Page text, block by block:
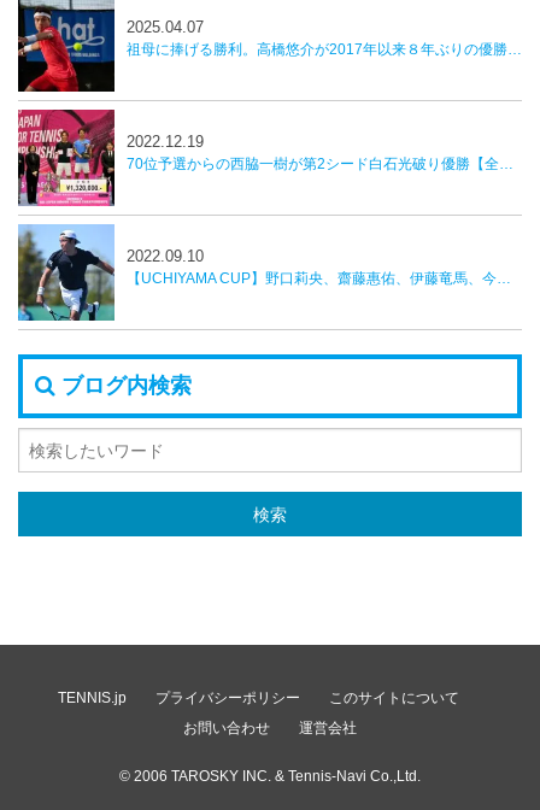
祖母に捧げる勝利。高橋悠介が2017年以来８年ぶりの優勝を飾る【かしわ国際オープンテニストーナメント】
2025.04.07
70位予選からの西脇一樹が第2シード白石光破り優勝【全日本室内】
2022.12.19
【UCHIYAMA CUP】野口莉央、齋藤惠佑、伊藤竜馬、今井慎太郎がベスト４へ
2022.09.10
ブログ内検索
TENNIS.jp プライバシーポリシー
このサイトについて
お問い合わせ
運営会社
© 2006 TAROSKY INC. & Tennis-Navi Co.,Ltd.